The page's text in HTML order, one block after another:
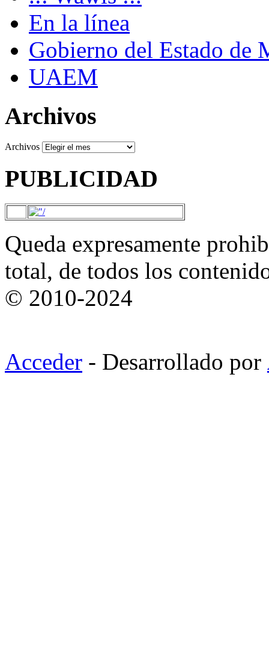
En la línea
Gobierno del Estado de
UAEM
Archivos
Archivos
PUBLICIDAD
Queda expresamente
total, de todos los
© 2010-2024
Acceder - Desarrollado por